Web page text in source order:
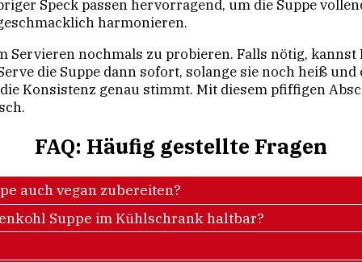
Speck passen hervorragend, um die Suppe
harmonieren.
Servieren nochmals zu probieren. Falls nötig,
die Suppe dann sofort, solange sie noch heiß
Konsistenz genau stimmt. Mit diesem pfiffigen
FAQ: Häufig gestellte Fragen
auch vegan zubereiten?
Suppe im Kühlschrank haltbar?